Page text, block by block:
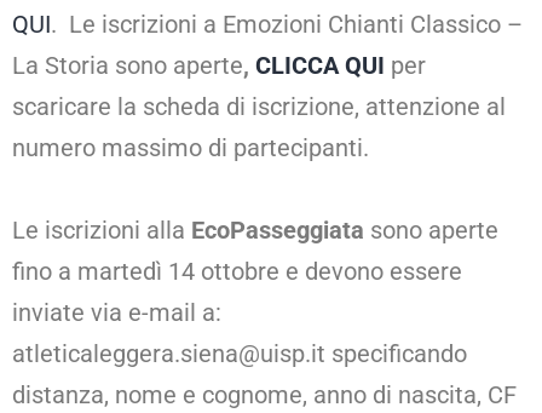
QUI. Le iscrizioni a Emozioni Chianti Classico –
La Storia sono aperte, CLICCA QUI per
scaricare la scheda di iscrizione, attenzione al
numero massimo di partecipanti.
Le iscrizioni alla EcoPasseggiata sono aperte
fino a martedì 14 ottobre e devono essere
inviate via e-mail a:
atleticaleggera.siena@uisp.it specificando
distanza, nome e cognome, anno di nascita, CF